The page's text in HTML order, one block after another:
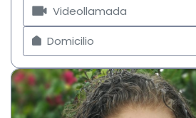
Videollamada
Domicilio